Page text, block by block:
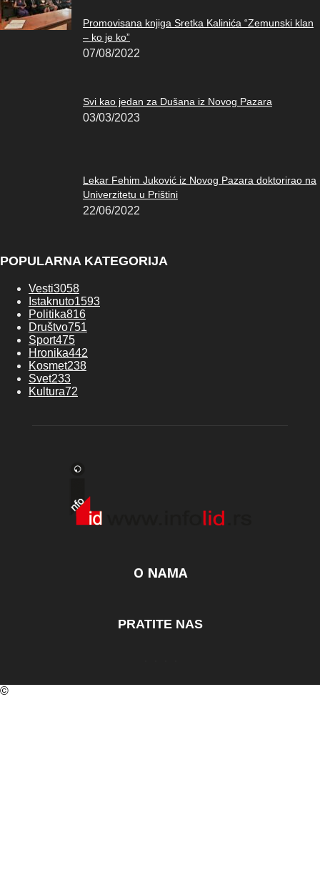
Promovisana knjiga Sretka Kalinića “Zemunski klan
– ko je ko”
07/08/2022
Svi kao jedan za Dušana iz Novog Pazara
03/03/2023
Lekar Fehim Juković iz Novog Pazara doktorirao na
Univerzitetu u Prištini
22/06/2022
POPULARNA KATEGORIJA
Vesti3058
Istaknuto1593
Politika816
Društvo751
Sport475
Hronika442
Kosmet238
Svet233
Kultura72
O NAMA
PRATITE NAS
©